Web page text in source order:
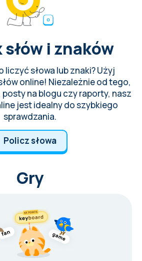
i znaków
liczyć słowa lub znaki? Użyj
online! Niezależnie od tego,
na blogu czy raporty, nasz
jest idealny do szybkiego
sprawdzania.
Policz słowa
Gry